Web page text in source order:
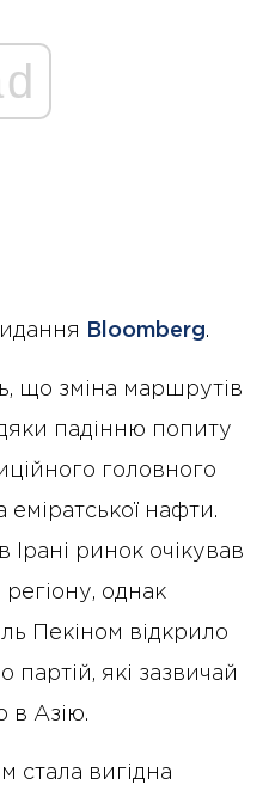
Bloomberg.
що зміна маршрутів
падінню попиту
головного
еміратської нафти.
Ірані ринок очікував
регіону, однак
Пекіном відкрило
які зазвичай
в Азію.
стала вигідна